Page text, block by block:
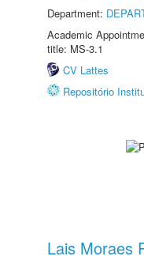
Department:
Academic
title: MS-3.1
CV Lattes
Repositório
Lais Moraes